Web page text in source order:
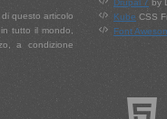
questo articolo
tutto il mondo,
a condizione
Drupal 7 by
Kube CSS
Font